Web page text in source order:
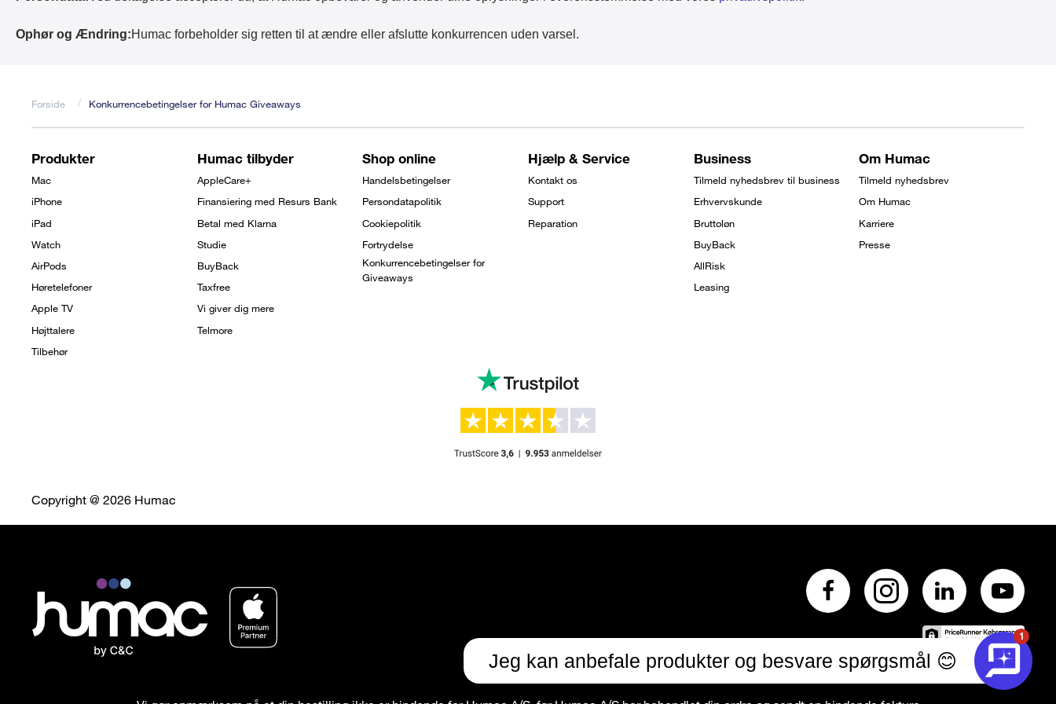
Mac mini
Mac Studio
iPhone 15
Original Apple
oplader
Om Humac
Ophør og Ændring:Humac forbeholder sig retten til at ændre eller afslutte konkurrencen uden varsel.
Brødkrumme
Forside Konkurrencebetingelser for Humac Giveaways
Footer
menu
Produkter
Mac
iPhone
iPad
Watch
AirPods
Høretelefoner
Apple TV
Højttalere
Tilbehør
Humac tilbyder
AppleCare+
Finansiering med Resurs Bank
Betal med Klarna
Studie
BuyBack
Taxfree
Vi giver dig mere
Telmore
Shop online
Handelsbetingelser
Persondatapolitik
Cookiepolitik
Fortrydelse
Konkurrencebetingelser for
Giveaways
Hjælp & Service
Kontakt os
Support
Reparation
Business
Tilmeld nyhedsbrev til business
Erhvervskunde
Bruttoløn
BuyBack
AllRisk
Leasing
Om Humac
Tilmeld nyhedsbrev
Om Humac
Karriere
Presse
Copyright @ 2026 Humac
1
Jeg kan anbefale produkter og besvare spørgsmål 😊